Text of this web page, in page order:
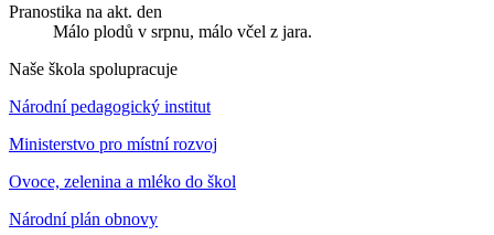
Pranostika na akt. den
Málo plodů v srpnu, málo včel z jara.
Naše škola spolupracuje
Národní pedagogický institut
Ministerstvo pro místní rozvoj
Ovoce, zelenina a mléko do škol
Národní plán obnovy